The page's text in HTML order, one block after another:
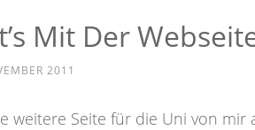
Mit Der
2011
weitere Seite für die Uni von mir